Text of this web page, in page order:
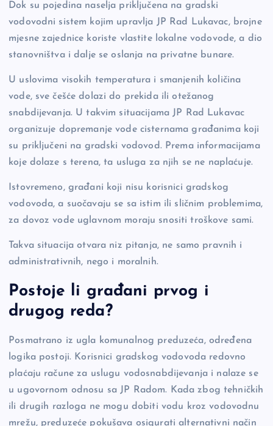
Dok su pojedina naselja priključena na gradski
vodovodni sistem kojim upravlja JP Rad Lukavac, brojne
mjesne zajednice koriste vlastite lokalne vodovode, a dio
stanovništva i dalje se oslanja na privatne bunare.
U uslovima visokih temperatura i smanjenih količina
vode, sve češće dolazi do prekida ili otežanog
snabdijevanja. U takvim situacijama JP Rad Lukavac
organizuje dopremanje vode cisternama građanima koji
su priključeni na gradski vodovod. Prema informacijama
koje dolaze s terena, ta usluga za njih se ne naplaćuje.
Istovremeno, građani koji nisu korisnici gradskog
vodovoda, a suočavaju se sa istim ili sličnim problemima,
za dovoz vode uglavnom moraju snositi troškove sami.
Takva situacija otvara niz pitanja, ne samo pravnih i
administrativnih, nego i moralnih.
Postoje li građani prvog i
drugog reda?
Posmatrano iz ugla komunalnog preduzeća, određena
logika postoji. Korisnici gradskog vodovoda redovno
plaćaju račune za uslugu vodosnabdijevanja i nalaze se
u ugovornom odnosu sa JP Radom. Kada zbog tehničkih
ili drugih razloga ne mogu dobiti vodu kroz vodovodnu
mrežu, preduzeće pokušava osigurati alternativni način